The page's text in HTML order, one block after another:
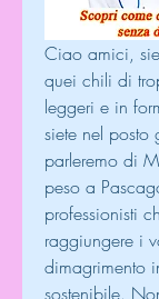
Ciao amici,
quei chili di
leggeri e in
siete nel
parleremo di
peso a
professionisti
raggiungere i
dimagrimento
sostenibile.